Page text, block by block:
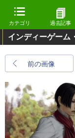
カテゴリ 過去記事
インディーゲーム
前の画像